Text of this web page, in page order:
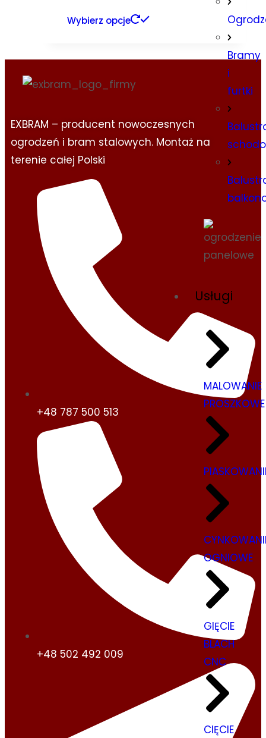
Bramy
i
furtki
Usługi
MALOWANIE
PROSZKOWE
OGNIOWE
GIĘCIE
BLACH
CNC
CIĘCIE
Wybierz opcje
EXBRAM – producent nowoczesnych
ogrodzeń i bram stalowych. Montaż na
terenie całej Polski
+48 787 500 513
+48 502 492 009